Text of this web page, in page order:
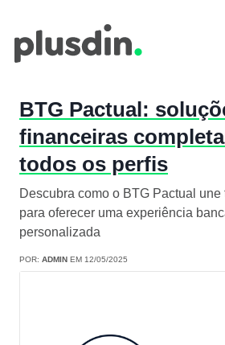
BTG Pactual:
financeiras
todos os perfis
Descubra como o BTG Pactual
para oferecer uma experiência
personalizada
POR: ADMIN EM 12/05/2025